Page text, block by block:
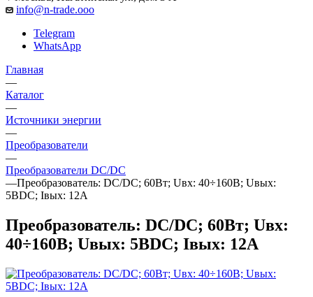
info@n-trade.ooo
Telegram
WhatsApp
Главная
—
Каталог
—
Источники энергии
—
Преобразователи
—
Преобразователи DC/DC
—Преобразователь: DC/DC; 60Вт; Uвх: 40÷160В; Uвых:
5ВDC; Iвых: 12А
Преобразователь: DC/DC; 60Вт; Uвх:
40÷160В; Uвых: 5ВDC; Iвых: 12А